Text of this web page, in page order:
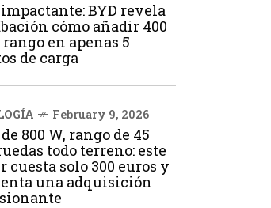
BYD revela
cómo añadir 400
en apenas 5
de carga
February 9, 2026
800 W, rango de 45
todo terreno: este
cuesta solo 300 euros y
una adquisición